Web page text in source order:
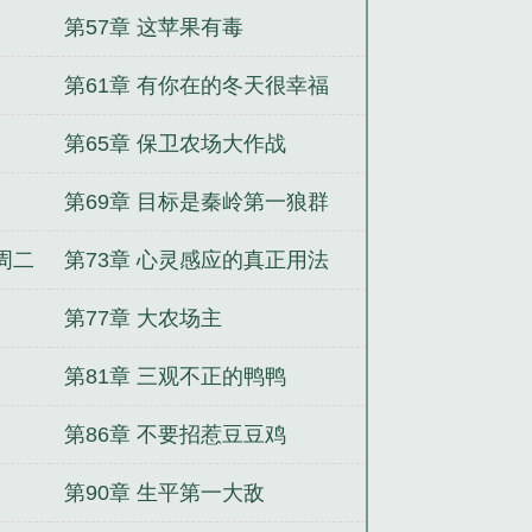
第57章 这苹果有毒
第61章 有你在的冬天很幸福
第65章 保卫农场大作战
第69章 目标是秦岭第一狼群
二 第73章 心灵感应的真正用法
第77章 大农场主
第81章 三观不正的鸭鸭
第86章 不要招惹豆豆鸡
第90章 生平第一大敌